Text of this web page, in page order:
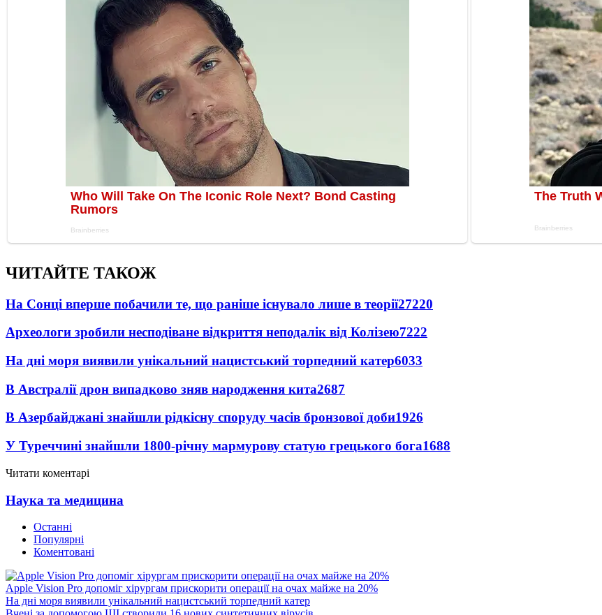
ЧИТАЙТЕ ТАКОЖ
На Сонці вперше побачили те, що раніше існувало лише в теорії27220
Археологи зробили несподіване відкриття неподалік від Колізею7222
На дні моря виявили унікальний нацистський торпедний катер6033
В Австралії дрон випадково зняв народження кита2687
В Азербайджані знайшли рідкісну споруду часів бронзової доби1926
У Туреччині знайшли 1800-річну мармурову статую грецького бога1688
Читати коментарі
Наука та медицина
Останні
Популярні
Коментовані
Apple Vision Pro допоміг хірургам прискорити операції на очах майже на 20%
На дні моря виявили унікальний нацистський торпедний катер